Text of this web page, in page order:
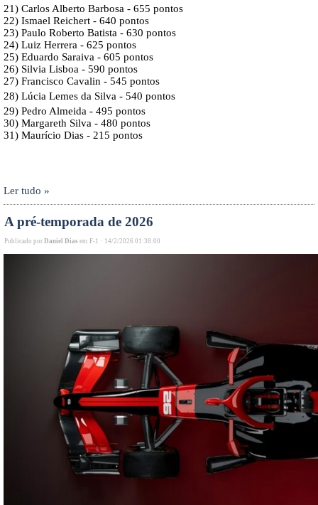
21) Carlos Alberto Barbosa - 655 pontos
22) Ismael Reichert - 640 pontos
23) Paulo Roberto Batista - 630 pontos
24) Luiz Herrera - 625 pontos
25) Eduardo Saraiva - 605 pontos
26) Silvia Lisboa - 590 pontos
27) Francisco Cavalin - 545 pontos
28) Lúcia Lemes da Silva - 540 pontos
29) Pedro Almeida - 495 pontos
30) Margareth Silva - 480 pontos
31) Maurício Dias - 215 pontos
Ler tudo »
A pré-temporada de 2026
Publicado por Daniel Dias em F-1 · 14/2/2026 01:38:00